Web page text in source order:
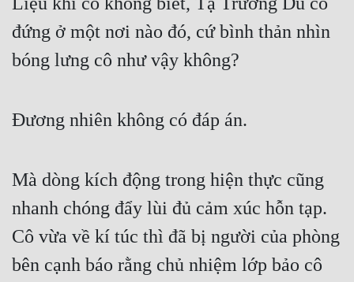
đứng ở một nơi nào đó, cứ bình thản nhìn
bóng lưng cô như vậy không?
Đương nhiên không có đáp án.
Mà dòng kích động trong hiện thực cũng
nhanh chóng đẩy lùi đủ cảm xúc hỗn tạp.
Cô vừa về kí túc thì đã bị người của phòng
bên cạnh báo rằng chủ nhiệm lớp bảo cô